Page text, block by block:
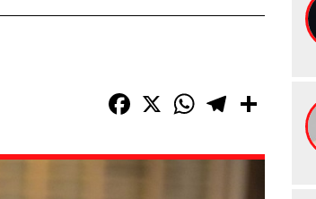
Facebook
X WhatsAppTelegram